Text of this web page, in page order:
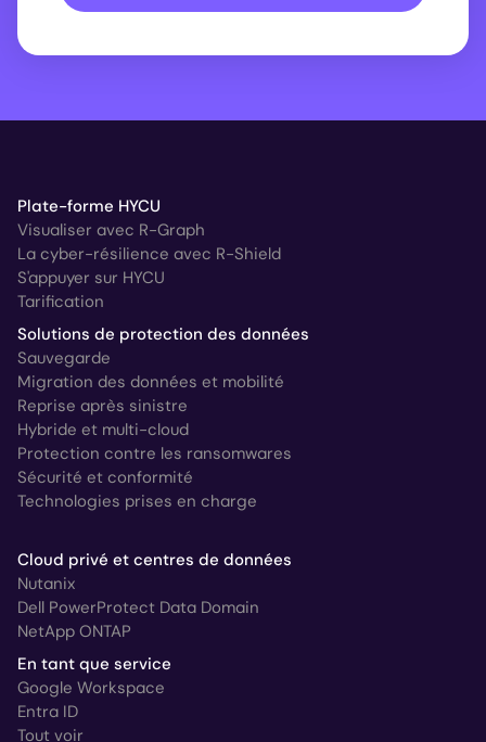
Plate-forme HYCU
Visualiser avec R-Graph
La cyber-résilience avec R-Shield
S'appuyer sur HYCU
Tarification
Solutions de protection des données
Sauvegarde
Migration des données et mobilité
Reprise après sinistre
Hybride et multi-cloud
Protection contre les ransomwares
Sécurité et conformité
Technologies prises en charge
Cloud privé et centres de données
Nutanix
Dell PowerProtect Data Domain
NetApp ONTAP
En tant que service
Google Workspace
Entra ID
Tout voir